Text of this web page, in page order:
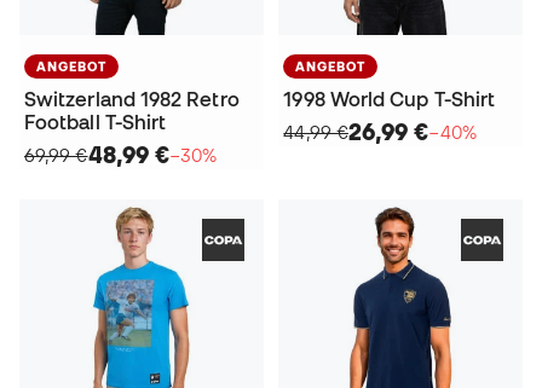
ANGEBOT
Switzerland 1982 Retro
Football T-Shirt
69,99 €48,99 €−30%
ANGEBOT
1998 World Cup T-Shirt
44,99 €26,99 €−40%